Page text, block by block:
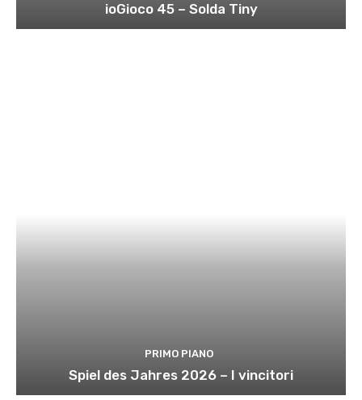
ioGioco 45 – Solda Tiny
PRIMO PIANO
Spiel des Jahres 2026 – I vincitori